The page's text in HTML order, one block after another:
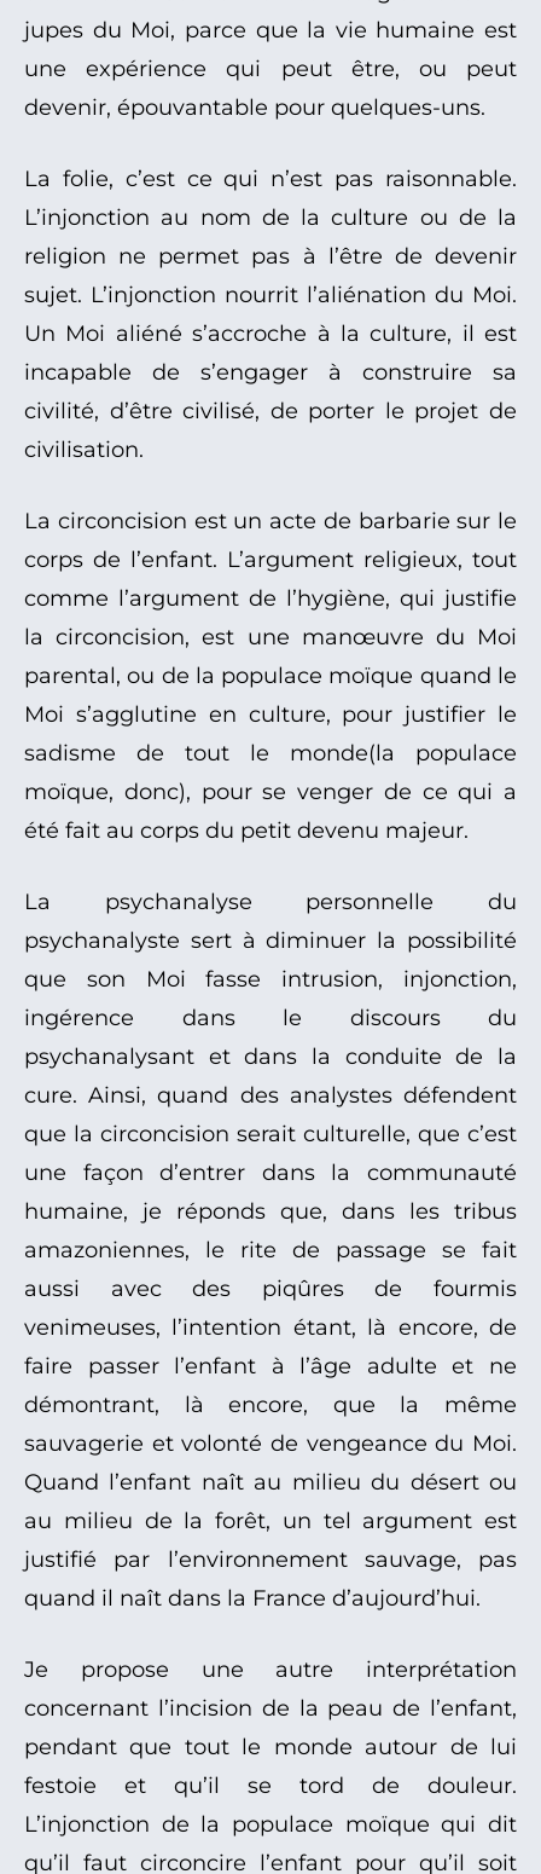
jupes du Moi, parce que la vie humaine est
une expérience qui peut être, ou peut
devenir, épouvantable pour quelques-uns.
La folie, c’est ce qui n’est pas raisonnable.
L’injonction au nom de la culture ou de la
religion ne permet pas à l’être de devenir
sujet. L’injonction nourrit l’aliénation du Moi.
Un Moi aliéné s’accroche à la culture, il est
incapable de s’engager à construire sa
civilité, d’être civilisé, de porter le projet de
civilisation.
La circoncision est un acte de barbarie sur le
corps de l’enfant. L’argument religieux, tout
comme l’argument de l’hygiène, qui justifie
la circoncision, est une manœuvre du Moi
parental, ou de la populace moïque quand le
Moi s’agglutine en culture, pour justifier le
sadisme de tout le monde(la populace
moïque, donc), pour se venger de ce qui a
été fait au corps du petit devenu majeur.
La psychanalyse personnelle du
psychanalyste sert à diminuer la possibilité
que son Moi fasse intrusion, injonction,
ingérence dans le discours du
psychanalysant et dans la conduite de la
cure. Ainsi, quand des analystes défendent
que la circoncision serait culturelle, que c’est
une façon d’entrer dans la communauté
humaine, je réponds que, dans les tribus
amazoniennes, le rite de passage se fait
aussi avec des piqûres de fourmis
venimeuses, l’intention étant, là encore, de
faire passer l’enfant à l’âge adulte et ne
démontrant, là encore, que la même
sauvagerie et volonté de vengeance du Moi.
Quand l’enfant naît au milieu du désert ou
au milieu de la forêt, un tel argument est
justifié par l’environnement sauvage, pas
quand il naît dans la France d’aujourd’hui.
Je propose une autre interprétation
concernant l’incision de la peau de l’enfant,
pendant que tout le monde autour de lui
festoie et qu’il se tord de douleur.
L’injonction de la populace moïque qui dit
qu’il faut circoncire l’enfant pour qu’il soit